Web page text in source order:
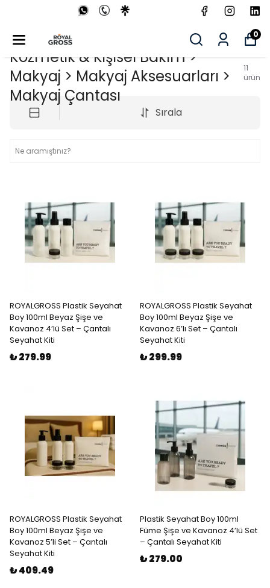
0
Kozmetik & Kişisel Bakım >
Makyaj > Makyaj Aksesuarları >
Makyaj Çantası
11
ürün
Sırala
ROYALGROSS Plastik Seyahat
Boy 100ml Beyaz Şişe ve
Kavanoz 4’lü Set – Çantalı
Seyahat Kiti
₺ 279.99
ROYALGROSS Plastik Seyahat
Boy 100ml Beyaz Şişe ve
Kavanoz 6’lı Set – Çantalı
Seyahat Kiti
₺ 299.99
ROYALGROSS Plastik Seyahat
Boy 100ml Beyaz Şişe ve
Kavanoz 5’li Set – Çantalı
Seyahat Kiti
₺ 409.49
Plastik Seyahat Boy 100ml
Füme Şişe ve Kavanoz 4’lü Set
– Çantalı Seyahat Kiti
₺ 279.00